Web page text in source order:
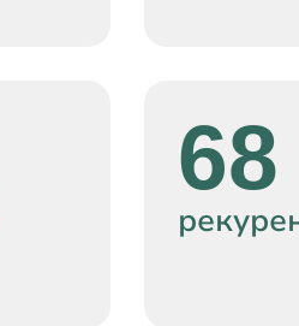
68